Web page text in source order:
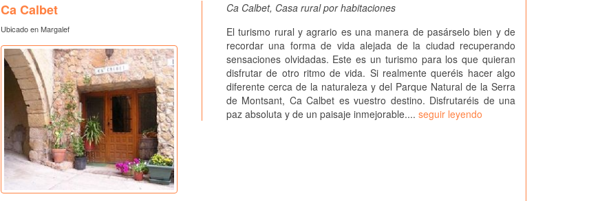
Ca Calbet
Ubicado en Margalef
Ca Calbet, Casa rural por habitaciones
El turismo rural y agrario es una manera de pasárselo bien y de
recordar una forma de vida alejada de la ciudad recuperando
sensaciones olvidadas. Este es un turismo para los que quieran
disfrutar de otro ritmo de vida. Si realmente queréis hacer algo
diferente cerca de la naturaleza y del Parque Natural de la Serra
de Montsant, Ca Calbet es vuestro destino. Disfrutaréis de una
paz absoluta y de un paisaje inmejorable.... seguir leyendo